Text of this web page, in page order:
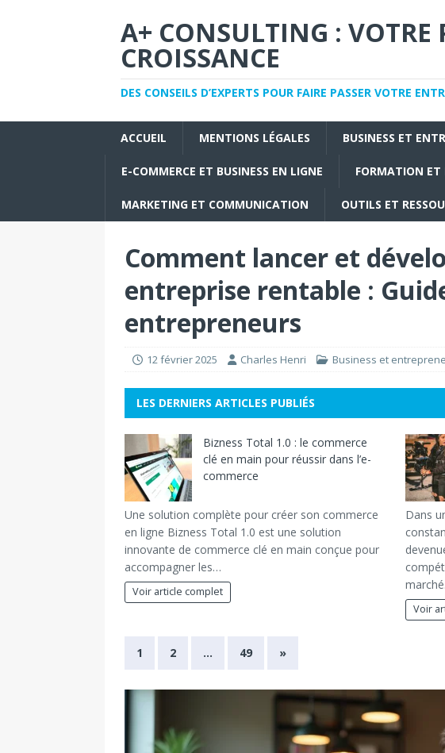
A+ CONSULTING : VOTRE
CROISSANCE
DES CONSEILS D’EXPERTS POUR FAIRE PASSER VOTRE
ACCUEIL MENTIONS LÉGALES BUSINESS ET
E-COMMERCE ET BUSINESS EN LIGNE FORMATION ET
MARKETING ET COMMUNICATION OUTILS ET
Comment lancer et
entreprise rentable :
entrepreneurs
12 février 2025 Charles Henri Business et
LES DERNIERS ARTICLES PUBLIÉS
Bizness Total 1.0 : le commerce
clé en main pour réussir dans l’e-
commerce
Une solution complète pour créer son commerce
en ligne Bizness Total 1.0 est une solution
innovante de commerce clé en main conçue pour
accompagner les…
Voir article complet
Dans
Voir
1 2 … 49 »